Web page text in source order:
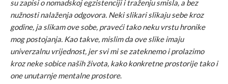
su zapisi o nomadskoj egzistenciji i traženju smisla, a bez
nužnosti nalaženja odgovora. Neki slikari slikaju sebe kroz
godine, ja slikam ove sobe, praveći tako neku vrstu hronike
mog postojanja. Kao takve, mislim da ove slike imaju
univerzalnu vrijednost, jer svi mi se zateknemo i prolazimo
kroz neke sobice našihživota, kako konkretne prostorije tako i
one unutarnje mentalne prostore.